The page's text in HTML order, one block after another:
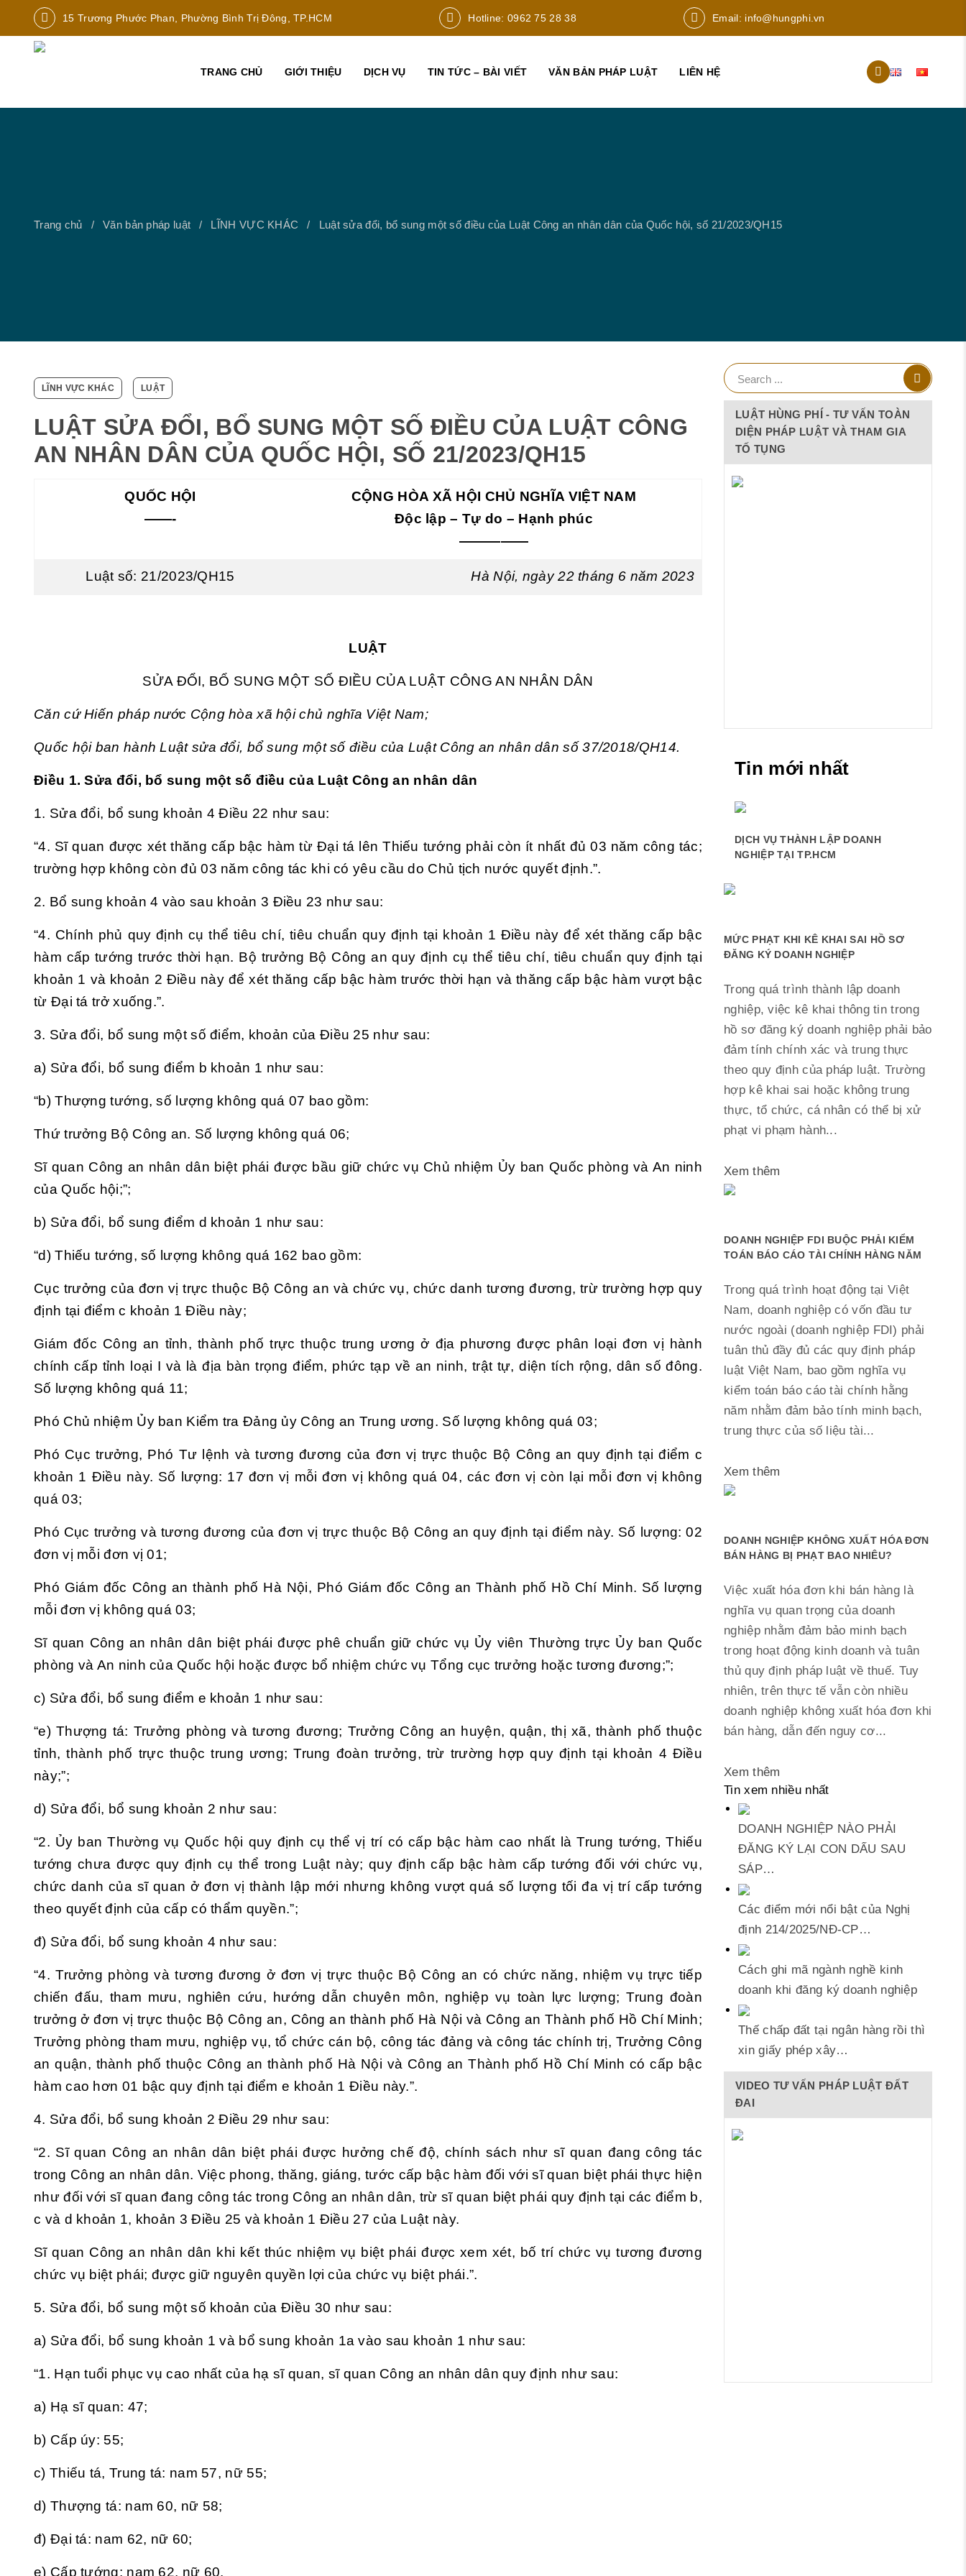
15 Trương Phước Phan, Phường Bình Trị Đông, TP.HCM Hotline: 0962 75 28 38 Email: info@hungphi.vn
TRANG CHỦ GIỚI THIỆU DỊCH VỤ TIN TỨC – BÀI VIẾT VĂN BẢN PHÁP LUẬT LIÊN HỆ
Trang chủ Văn bản pháp luật LĨNH VỰC KHÁC Luật sửa đổi, bổ sung một số điều của Luật Công an nhân dân của Quốc hội, số 21/2023/QH15
LĨNH VỰC KHÁC LUẬT
LUẬT SỬA ĐỔI, BỔ SUNG MỘT SỐ ĐIỀU CỦA LUẬT CÔNG
AN NHÂN DÂN CỦA QUỐC HỘI, SỐ 21/2023/QH15
QUỐC HỘI
——-
CỘNG HÒA XÃ HỘI CHỦ NGHĨA VIỆT NAM
Độc lập – Tự do – Hạnh phúc
—————
Luật số: 21/2023/QH15 Hà Nội, ngày 22 tháng 6 năm 2023
LUẬT
SỬA ĐỔI, BỔ SUNG MỘT SỐ ĐIỀU CỦA LUẬT CÔNG AN NHÂN DÂN
Căn cứ Hiến pháp nước Cộng hòa xã hội chủ nghĩa Việt Nam;
Quốc hội ban hành Luật sửa đổi, bổ sung một số điều của Luật Công an nhân dân số 37/2018/QH14.
Điều 1. Sửa đổi, bổ sung một số điều của Luật Công an nhân dân
1. Sửa đổi, bổ sung khoản 4 Điều 22 như sau:
“4. Sĩ quan được xét thăng cấp bậc hàm từ Đại tá lên Thiếu tướng phải còn ít nhất đủ 03 năm công tác;
trường hợp không còn đủ 03 năm công tác khi có yêu cầu do Chủ tịch nước quyết định.”.
2. Bổ sung khoản 4 vào sau khoản 3 Điều 23 như sau:
“4. Chính phủ quy định cụ thể tiêu chí, tiêu chuẩn quy định tại khoản 1 Điều này để xét thăng cấp bậc
hàm cấp tướng trước thời hạn. Bộ trưởng Bộ Công an quy định cụ thể tiêu chí, tiêu chuẩn quy định tại
khoản 1 và khoản 2 Điều này để xét thăng cấp bậc hàm trước thời hạn và thăng cấp bậc hàm vượt bậc
từ Đại tá trở xuống.”.
3. Sửa đổi, bổ sung một số điểm, khoản của Điều 25 như sau:
a) Sửa đổi, bổ sung điểm b khoản 1 như sau:
“b) Thượng tướng, số lượng không quá 07 bao gồm:
Thứ trưởng Bộ Công an. Số lượng không quá 06;
Sĩ quan Công an nhân dân biệt phái được bầu giữ chức vụ Chủ nhiệm Ủy ban Quốc phòng và An ninh
của Quốc hội;”;
b) Sửa đổi, bổ sung điểm d khoản 1 như sau:
“d) Thiếu tướng, số lượng không quá 162 bao gồm:
Cục trưởng của đơn vị trực thuộc Bộ Công an và chức vụ, chức danh tương đương, trừ trường hợp quy
định tại điểm c khoản 1 Điều này;
Giám đốc Công an tỉnh, thành phố trực thuộc trung ương ở địa phương được phân loại đơn vị hành
chính cấp tỉnh loại I và là địa bàn trọng điểm, phức tạp về an ninh, trật tự, diện tích rộng, dân số đông.
Số lượng không quá 11;
Phó Chủ nhiệm Ủy ban Kiểm tra Đảng ủy Công an Trung ương. Số lượng không quá 03;
Phó Cục trưởng, Phó Tư lệnh và tương đương của đơn vị trực thuộc Bộ Công an quy định tại điểm c
khoản 1 Điều này. Số lượng: 17 đơn vị mỗi đơn vị không quá 04, các đơn vị còn lại mỗi đơn vị không
quá 03;
Phó Cục trưởng và tương đương của đơn vị trực thuộc Bộ Công an quy định tại điểm này. Số lượng: 02
đơn vị mỗi đơn vị 01;
Phó Giám đốc Công an thành phố Hà Nội, Phó Giám đốc Công an Thành phố Hồ Chí Minh. Số lượng
mỗi đơn vị không quá 03;
Sĩ quan Công an nhân dân biệt phái được phê chuẩn giữ chức vụ Ủy viên Thường trực Ủy ban Quốc
phòng và An ninh của Quốc hội hoặc được bổ nhiệm chức vụ Tổng cục trưởng hoặc tương đương;”;
c) Sửa đổi, bổ sung điểm e khoản 1 như sau:
“e) Thượng tá: Trưởng phòng và tương đương; Trưởng Công an huyện, quận, thị xã, thành phố thuộc
tỉnh, thành phố trực thuộc trung ương; Trung đoàn trưởng, trừ trường hợp quy định tại khoản 4 Điều
này;”;
d) Sửa đổi, bổ sung khoản 2 như sau:
“2. Ủy ban Thường vụ Quốc hội quy định cụ thể vị trí có cấp bậc hàm cao nhất là Trung tướng, Thiếu
tướng chưa được quy định cụ thể trong Luật này; quy định cấp bậc hàm cấp tướng đối với chức vụ,
chức danh của sĩ quan ở đơn vị thành lập mới nhưng không vượt quá số lượng tối đa vị trí cấp tướng
theo quyết định của cấp có thẩm quyền.”;
đ) Sửa đổi, bổ sung khoản 4 như sau:
“4. Trưởng phòng và tương đương ở đơn vị trực thuộc Bộ Công an có chức năng, nhiệm vụ trực tiếp
chiến đấu, tham mưu, nghiên cứu, hướng dẫn chuyên môn, nghiệp vụ toàn lực lượng; Trung đoàn
trưởng ở đơn vị trực thuộc Bộ Công an, Công an thành phố Hà Nội và Công an Thành phố Hồ Chí Minh;
Trưởng phòng tham mưu, nghiệp vụ, tổ chức cán bộ, công tác đảng và công tác chính trị, Trưởng Công
an quận, thành phố thuộc Công an thành phố Hà Nội và Công an Thành phố Hồ Chí Minh có cấp bậc
hàm cao hơn 01 bậc quy định tại điểm e khoản 1 Điều này.”.
4. Sửa đổi, bổ sung khoản 2 Điều 29 như sau:
“2. Sĩ quan Công an nhân dân biệt phái được hưởng chế độ, chính sách như sĩ quan đang công tác
trong Công an nhân dân. Việc phong, thăng, giáng, tước cấp bậc hàm đối với sĩ quan biệt phái thực hiện
như đối với sĩ quan đang công tác trong Công an nhân dân, trừ sĩ quan biệt phái quy định tại các điểm b,
c và d khoản 1, khoản 3 Điều 25 và khoản 1 Điều 27 của Luật này.
Sĩ quan Công an nhân dân khi kết thúc nhiệm vụ biệt phái được xem xét, bố trí chức vụ tương đương
chức vụ biệt phái; được giữ nguyên quyền lợi của chức vụ biệt phái.”.
5. Sửa đổi, bổ sung một số khoản củaĐiều 30 như sau:
a) Sửa đổi, bổ sung khoản 1và bổ sung khoản 1a vào sau khoản 1 như sau:
“1. Hạn tuổi phục vụ cao nhất của hạ sĩ quan, sĩ quan Công an nhân dân quy định như sau:
a) Hạ sĩ quan: 47;
b) Cấp úy: 55;
c) Thiếu tá, Trung tá: nam 57, nữ 55;
d) Thượng tá: nam 60, nữ 58;
đ) Đại tá: nam 62, nữ 60;
e) Cấp tướng: nam 62, nữ 60.
LUẬT HÙNG PHÍ - TƯ VẤN TOÀN
DIỆN PHÁP LUẬT VÀ THAM GIA
TỐ TỤNG
Tin mới nhất
DỊCH VỤ THÀNH LẬP DOANH
NGHIỆP TẠI TP.HCM
MỨC PHẠT KHI KÊ KHAI SAI HỒ SƠ
ĐĂNG KÝ DOANH NGHIỆP
Trong quá trình thành lập doanh
nghiệp, việc kê khai thông tin trong
hồ sơ đăng ký doanh nghiệp phải bảo
đảm tính chính xác và trung thực
theo quy định của pháp luật. Trường
hợp kê khai sai hoặc không trung
thực, tổ chức, cá nhân có thể bị xử
phạt vi phạm hành...
Xem thêm
DOANH NGHIỆP FDI BUỘC PHẢI KIỂM
TOÁN BÁO CÁO TÀI CHÍNH HÀNG NĂM
Trong quá trình hoạt động tại Việt
Nam, doanh nghiệp có vốn đầu tư
nước ngoài (doanh nghiệp FDI) phải
tuân thủ đầy đủ các quy định pháp
luật Việt Nam, bao gồm nghĩa vụ
kiểm toán báo cáo tài chính hằng
năm nhằm đảm bảo tính minh bạch,
trung thực của số liệu tài...
Xem thêm
DOANH NGHIỆP KHÔNG XUẤT HÓA ĐƠN
BÁN HÀNG BỊ PHẠT BAO NHIÊU?
Việc xuất hóa đơn khi bán hàng là
nghĩa vụ quan trọng của doanh
nghiệp nhằm đảm bảo minh bạch
trong hoạt động kinh doanh và tuân
thủ quy định pháp luật về thuế. Tuy
nhiên, trên thực tế vẫn còn nhiều
doanh nghiệp không xuất hóa đơn khi
bán hàng, dẫn đến nguy cơ...
Xem thêm
Tin xem nhiều nhất
DOANH NGHIỆP NÀO PHẢI
ĐĂNG KÝ LẠI CON DẤU SAU
SÁP…
Các điểm mới nổi bật của Nghị
định 214/2025/NĐ‑CP…
Cách ghi mã ngành nghề kinh
doanh khi đăng ký doanh nghiệp
Thế chấp đất tại ngân hàng rồi thì
xin giấy phép xây…
VIDEO TƯ VẤN PHÁP LUẬT ĐẤT
ĐAI